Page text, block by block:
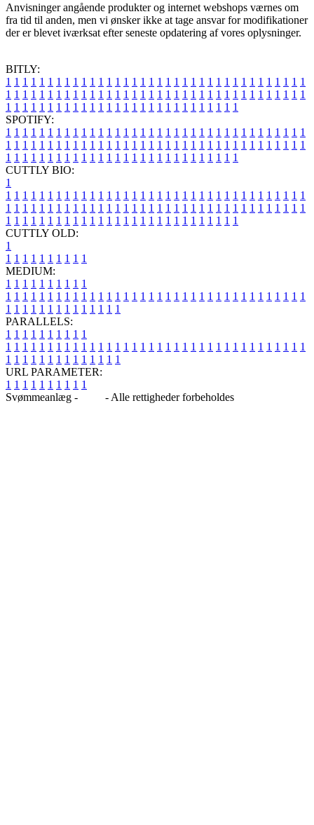
Anvisninger angående produkter og internet webshops værnes om
fra tid til anden, men vi ønsker ikke at tage ansvar for modifikationer
der er blevet iværksat efter seneste opdatering af vores oplysninger.
BITLY:
1 1 1 1 1 1 1 1 1 1 1 1 1 1 1 1 1 1 1 1 1 1 1 1 1 1 1 1 1 1 1 1 1 1 1 1
1 1 1 1 1 1 1 1 1 1 1 1 1 1 1 1 1 1 1 1 1 1 1 1 1 1 1 1 1 1 1 1 1 1 1 1
1 1 1 1 1 1 1 1 1 1 1 1 1 1 1 1 1 1 1 1 1 1 1 1 1 1 1 1
SPOTIFY:
1 1 1 1 1 1 1 1 1 1 1 1 1 1 1 1 1 1 1 1 1 1 1 1 1 1 1 1 1 1 1 1 1 1 1 1
1 1 1 1 1 1 1 1 1 1 1 1 1 1 1 1 1 1 1 1 1 1 1 1 1 1 1 1 1 1 1 1 1 1 1 1
1 1 1 1 1 1 1 1 1 1 1 1 1 1 1 1 1 1 1 1 1 1 1 1 1 1 1 1
CUTTLY BIO:
1
1 1 1 1 1 1 1 1 1 1 1 1 1 1 1 1 1 1 1 1 1 1 1 1 1 1 1 1 1 1 1 1 1 1 1 1
1 1 1 1 1 1 1 1 1 1 1 1 1 1 1 1 1 1 1 1 1 1 1 1 1 1 1 1 1 1 1 1 1 1 1 1
1 1 1 1 1 1 1 1 1 1 1 1 1 1 1 1 1 1 1 1 1 1 1 1 1 1 1 1
CUTTLY OLD:
1
1 1 1 1 1 1 1 1 1 1
MEDIUM:
1 1 1 1 1 1 1 1 1 1
1 1 1 1 1 1 1 1 1 1 1 1 1 1 1 1 1 1 1 1 1 1 1 1 1 1 1 1 1 1 1 1 1 1 1 1
1 1 1 1 1 1 1 1 1 1 1 1 1 1
PARALLELS:
1 1 1 1 1 1 1 1 1 1
1 1 1 1 1 1 1 1 1 1 1 1 1 1 1 1 1 1 1 1 1 1 1 1 1 1 1 1 1 1 1 1 1 1 1 1
1 1 1 1 1 1 1 1 1 1 1 1 1 1
URL PARAMETER:
1 1 1 1 1 1 1 1 1 1
Svømmeanlæg -
- Alle rettigheder forbeholdes